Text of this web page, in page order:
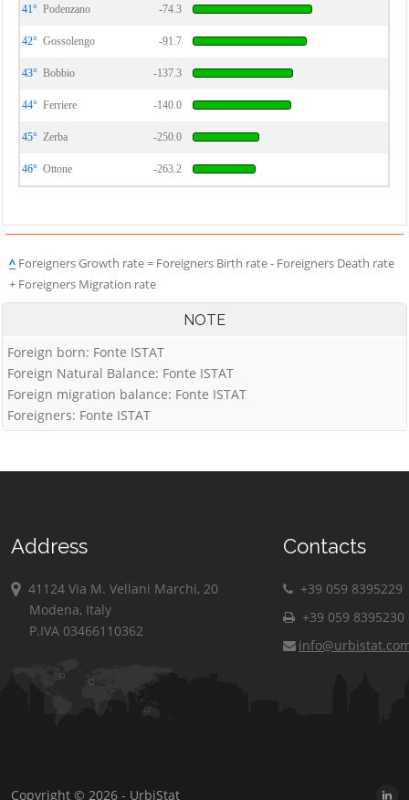
41° Podenzano -74.3
42° Gossolengo -91.7
43° Bobbio -137.3
44° Ferriere -140.0
45° Zerba -250.0
46° Ottone -263.2
^ Foreigners Growth rate = Foreigners Birth rate - Foreigners Death rate
+ Foreigners Migration rate
NOTE
Foreign born: Fonte ISTAT
Foreign Natural Balance: Fonte ISTAT
Foreign migration balance: Fonte ISTAT
Foreigners: Fonte ISTAT
Address
41124 Via M. Vellani Marchi, 20
Modena, Italy
P.IVA 03466110362
Contacts
+39 059 8395229
+39 059 8395230
Copyright © 2026 - UrbiStat